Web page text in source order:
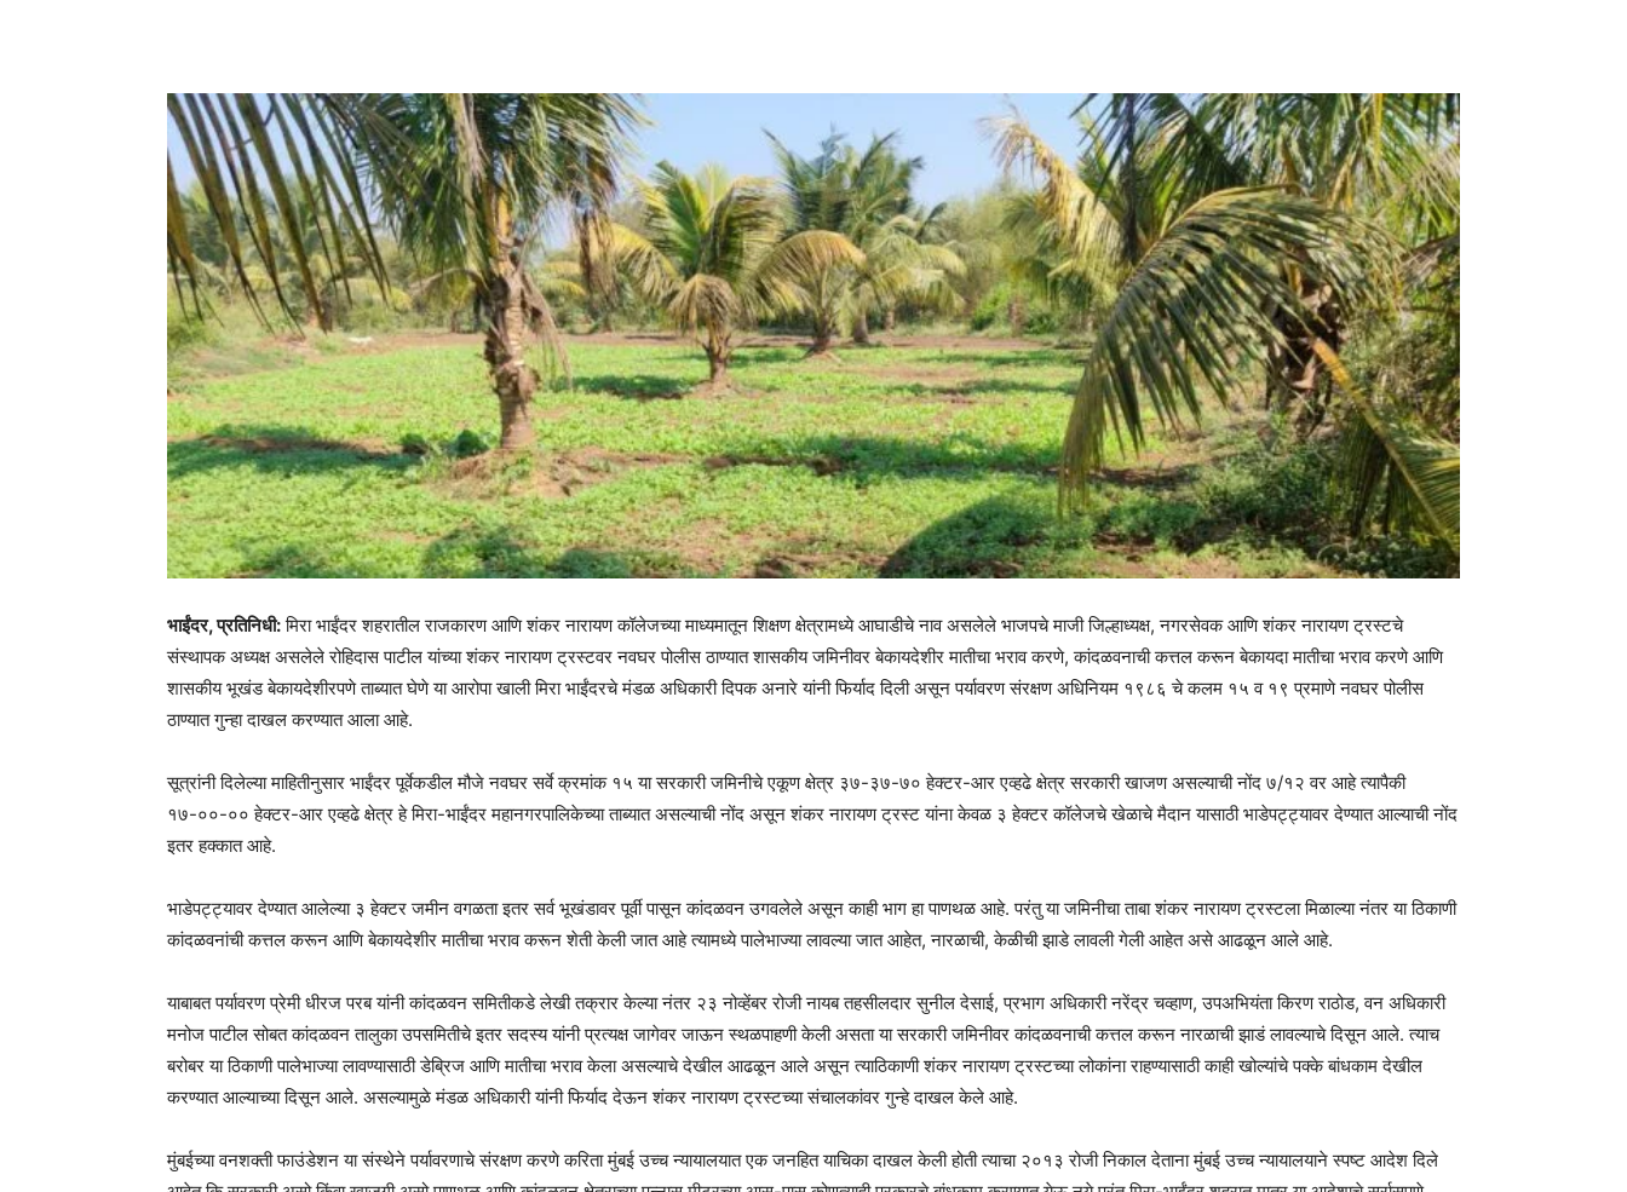
भाईंदर, प्रतिनिधी:मिरा भाईंदर शहरातील राजकारण आणि शंकर नारायण कॉलेजच्या माध्यमातून शिक्षण क्षेत्रामध्ये आघाडीचे नाव असलेले भाजपचे माजी जिल्हाध्यक्ष, नगरसेवक आणि शंकर नारायण ट्रस्टचे
संस्थापक अध्यक्ष असलेले रोहिदास पाटील यांच्या शंकर नारायण ट्रस्टवर नवघर पोलीस ठाण्यात शासकीय जमिनीवर बेकायदेशीर मातीचा भराव करणे, कांदळवनाची कत्तल करून बेकायदा मातीचा भराव करणे आणि
शासकीय भूखंड बेकायदेशीरपणे ताब्यात घेणे या आरोपा खाली मिरा भाईंदरचे मंडळ अधिकारी दिपक अनारे यांनी फिर्याद दिली असून पर्यावरण संरक्षण अधिनियम १९८६ चे कलम १५ व १९ प्रमाणे नवघर पोलीस
ठाण्यात गुन्हा दाखल करण्यात आला आहे.
सूत्रांनी दिलेल्या माहितीनुसार भाईंदर पूर्वेकडील मौजे नवघर सर्वे क्रमांक १५ या सरकारी जमिनीचे एकूण क्षेत्र ३७-३७-७० हेक्टर-आर एव्हढे क्षेत्र सरकारी खाजण असल्याची नोंद ७/१२ वर आहे त्यापैकी
१७-००-०० हेक्टर-आर एव्हढे क्षेत्र हे मिरा-भाईंदर महानगरपालिकेच्या ताब्यात असल्याची नोंद असून शंकर नारायण ट्रस्ट यांना केवळ ३ हेक्टर कॉलेजचे खेळाचे मैदान यासाठी भाडेपट्ट्यावर देण्यात आल्याची नोंद
इतर हक्कात आहे.
भाडेपट्ट्यावर देण्यात आलेल्या ३ हेक्टर जमीन वगळता इतर सर्व भूखंडावर पूर्वी पासून कांदळवन उगवलेले असून काही भाग हा पाणथळ आहे. परंतु या जमिनीचा ताबा शंकर नारायण ट्रस्टला मिळाल्या नंतर या ठिकाणी
कांदळवनांची कत्तल करून आणि बेकायदेशीर मातीचा भराव करून शेती केली जात आहे त्यामध्ये पालेभाज्या लावल्या जात आहेत, नारळाची, केळीची झाडे लावली गेली आहेत असे आढळून आले आहे.
याबाबत पर्यावरण प्रेमी धीरज परब यांनी कांदळवन समितीकडे लेखी तक्रार केल्या नंतर २३ नोव्हेंबर रोजी नायब तहसीलदार सुनील देसाई, प्रभाग अधिकारी नरेंद्र चव्हाण, उपअभियंता किरण राठोड, वन अधिकारी
मनोज पाटील सोबत कांदळवन तालुका उपसमितीचे इतर सदस्य यांनी प्रत्यक्ष जागेवर जाऊन स्थळपाहणी केली असता या सरकारी जमिनीवर कांदळवनाची कत्तल करून नारळाची झाडं लावल्याचे दिसून आले. त्याच
बरोबर या ठिकाणी पालेभाज्या लावण्यासाठी डेब्रिज आणि मातीचा भराव केला असल्याचे देखील आढळून आले असून त्याठिकाणी शंकर नारायण ट्रस्टच्या लोकांना राहण्यासाठी काही खोल्यांचे पक्के बांधकाम देखील
करण्यात आल्याच्या दिसून आले. असल्यामुळे मंडळ अधिकारी यांनी फिर्याद देऊन शंकर नारायण ट्रस्टच्या संचालकांवर गुन्हे दाखल केले आहे.
मुंबईच्या वनशक्ती फाउंडेशन या संस्थेने पर्यावरणाचे संरक्षण करणे करिता मुंबई उच्च न्यायालयात एक जनहित याचिका दाखल केली होती त्याचा २०१३ रोजी निकाल देताना मुंबई उच्च न्यायालयाने स्पष्ट आदेश दिले